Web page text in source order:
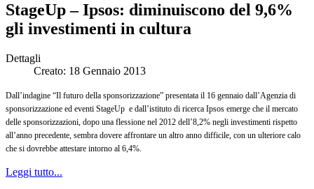
StageUp – Ipsos: diminuiscono del 9,6%
gli investimenti in cultura
Dettagli
Creato: 18 Gennaio 2013
Dall’indagine “Il futuro della sponsorizzazione” presentata il 16 gennaio dall’Agenzia di
sponsorizzazione ed eventi StageUp e dall’istituto di ricerca Ipsos emerge che il mercato
delle sponsorizzazioni, dopo una flessione nel 2012 dell’8,2% negli investimenti rispetto
all’anno precedente, sembra dovere affrontare un altro anno difficile, con un ulteriore calo
che si dovrebbe attestare intorno al 6,4%.
Leggi tutto...